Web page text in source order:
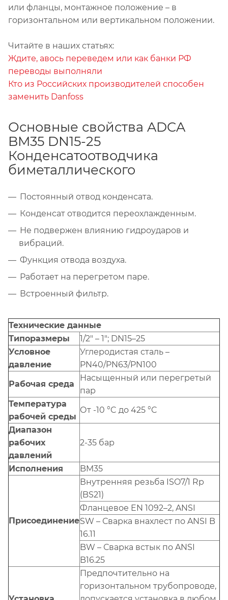
или фланцы, монтажное положение – в
горизонтальном или вертикальном положении.
Читайте в наших статьях:
Ждите, авось переведем или как банки РФ
переводы выполняли
Кто из Российских производителей способен
заменить Danfoss
Основные свойства ADCA
BM35 DN15-25
Конденсатоотводчика
биметаллического
Постоянный отвод конденсата.
Конденсат отводится переохлажденным.
Не подвержен влиянию гидроударов и
вибраций.
Функция отвода воздуха.
Работает на перегретом паре.
Встроенный фильтр.
Технические данные
Типоразмеры
1/2" – 1"; DN15–25
Условное
давление
Углеродистая сталь –
PN40/PN63/PN100
Рабочая среда
Насыщенный или перегретый
пар
Температура
рабочей среды
От -10 °C до 425 °C
Диапазон
рабочих
давлений
2-35 бар
Исполнения BM35
Присоединение
Внутренняя резьба ISO7/1 Rp
(BS21)
Фланцевое EN 1092–2, ANSI
SW – Сварка внахлест по ANSI B
16.11
BW – Сварка встык по ANSI
B16.25
Предпочтительно на
горизонтальном трубопроводе,